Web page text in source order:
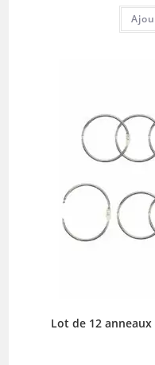
Lot de 12 anneaux